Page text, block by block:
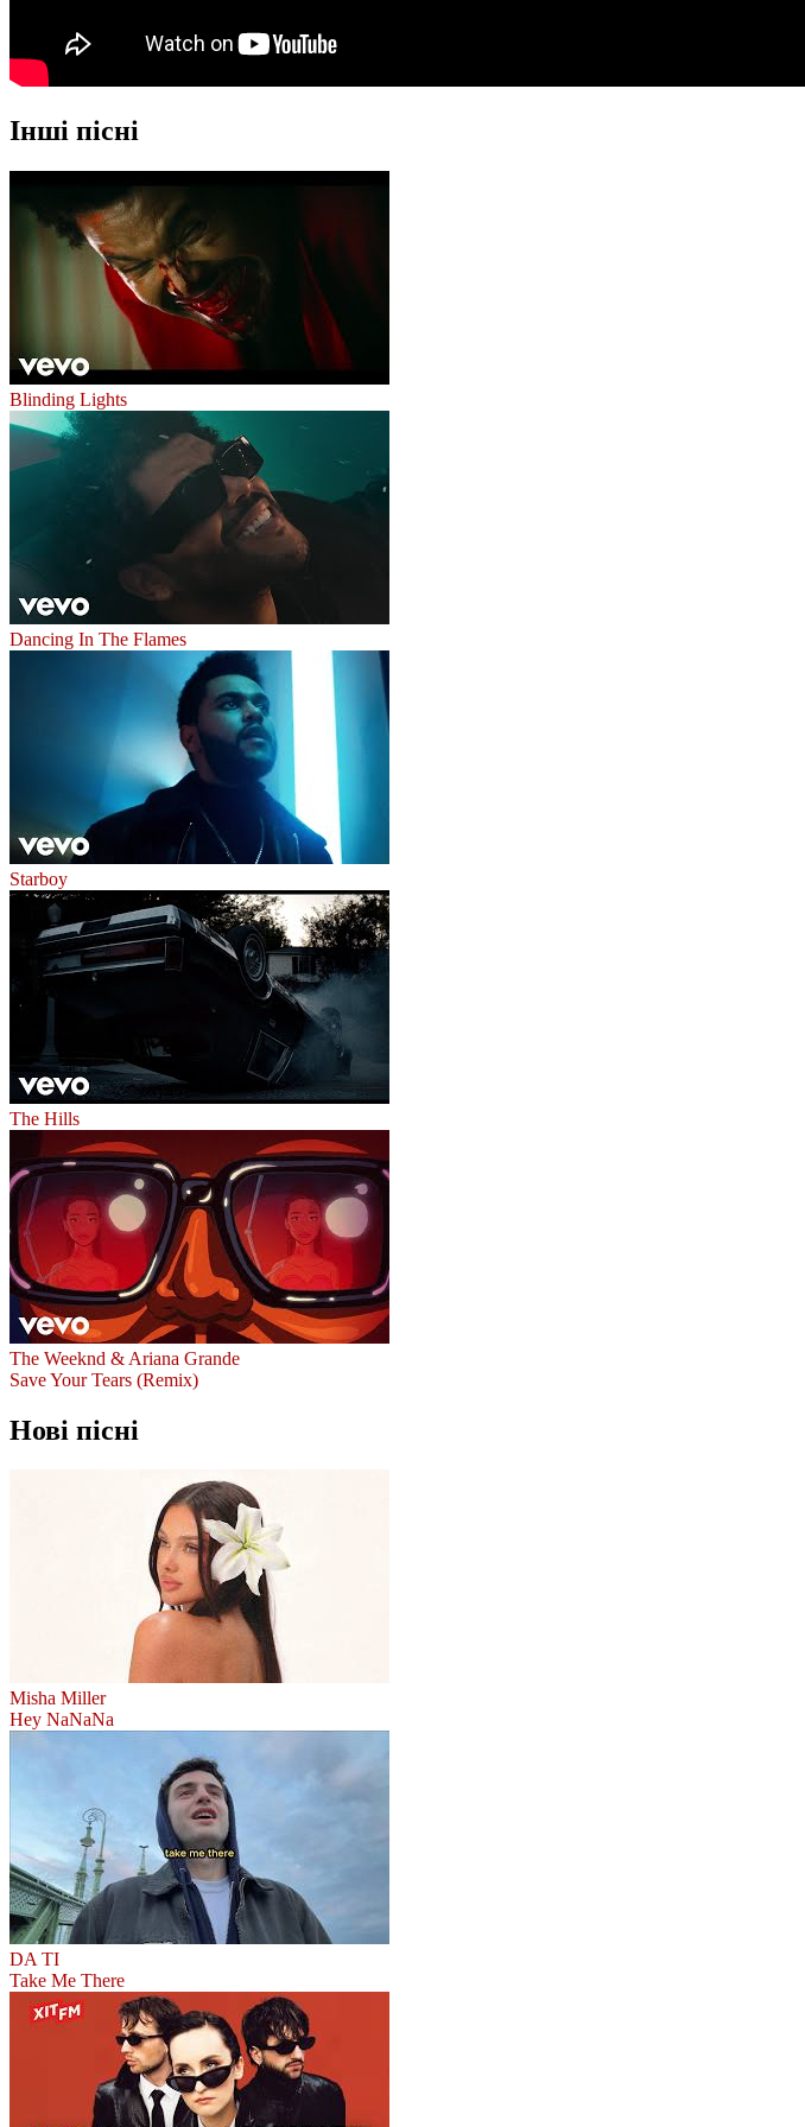
Інші пісні
Blinding Lights
Dancing In The Flames
Starboy
The Hills
The Weeknd & Ariana Grande
Save Your Tears (Remix)
Нові пісні
Misha Miller
Hey NaNaNa
DA TI
Take Me There